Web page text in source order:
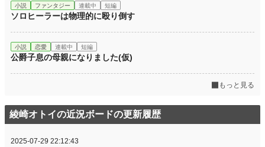
小説 ファンタジー 連載中 短編
ソロヒーラーは物理的に殴り倒す
小説 恋愛 連載中 短編
公爵子息の母親になりました(仮)
もっと見る
綾崎オトイの近況ボードの更新履歴
2025-07-29 22:12:43